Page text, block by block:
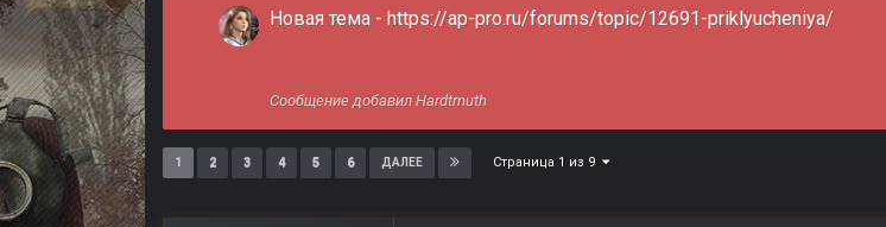
Новая тема - https://ap-pro.ru/forums/topic/12691-priklyucheniya/
Сообщение добавил Hardtmuth
1 2 3 4 5 6 ДАЛЕЕ Страница 1 из 9